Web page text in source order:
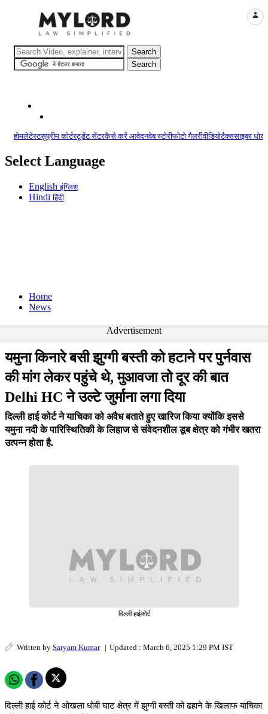
होमलेटेस्टसुप्रीम कोर्टस्टूडेंट सेंटरकैसे करें आवेदनवेब स्टोरीफोटो गैलरीवीडियोटैक्ससाइबर
Select Language
Englishइंग्लिश
Hindiहिंदी
Home
News
Advertisement
यमुना किनारे बसी झुग्गी बस्ती को हटाने पर पुर्नवास
की मांग लेकर पहुंचे थे, मुआवजा तो दूर की बात
Delhi HC ने उल्टे जुर्माना लगा दिया
दिल्ली हाई कोर्ट ने याचिका को अवैध बताते हुए खारिज किया क्योंकि इससे
यमुना नदी के पारिस्थितिकी के लिहाज से संवेदनशील डूब क्षेत्र को गंभीर खतरा
उत्पन्न होता है.
दिल्ली हाईकोर्ट
Written by Satyam Kumar | Updated : March 6, 2025 1:29 PM IST
दिल्ली हाई कोर्ट ने ओखला धोबी घाट क्षेत्र में झुग्गी बस्ती को ढहाने के खिलाफ याचिका